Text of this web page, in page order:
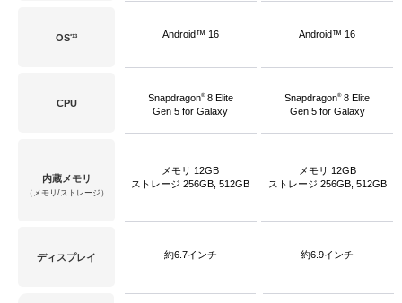
OS*13 Android™ 16 Android™ 16
CPU
Snapdragon®8 Elite
Gen 5 for Galaxy
Snapdragon®8 Elite
Gen 5 for Galaxy
内蔵メモリ
（メモリ/ストレージ）
メモリ 12GB
ストレージ 256GB, 512GB
メモリ 12GB
ストレージ 256GB, 512GB
ディスプレイ 約6.7インチ 約6.9インチ